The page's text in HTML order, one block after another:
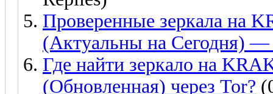
Проверенные зеркала на
(Актуальны на Сегодня) —
Где найти зеркало на
(Обновленная) через Tor?